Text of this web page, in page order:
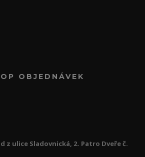
OBJEDNÁVEK
z ulice Sladovnická, 2. Patro Dveře č.